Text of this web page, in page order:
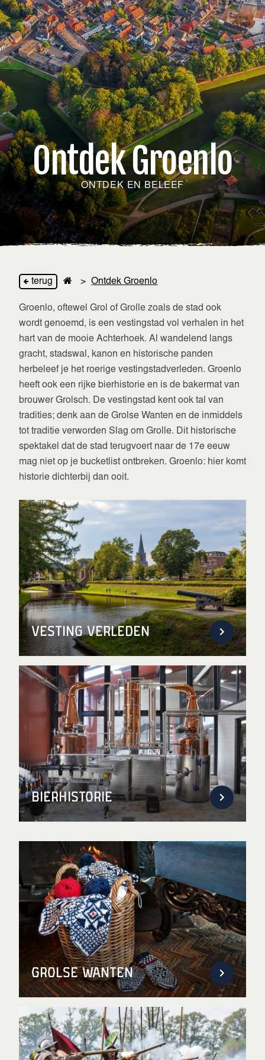
Ontdek Groenlo
ONTDEK EN BELEEF
terug > Ontdek Groenlo
Groenlo, oftewel Grol of Grolle zoals de stad ook
wordt genoemd, is een vestingstad vol verhalen in het
hart van de mooie Achterhoek. Al wandelend langs
gracht, stadswal, kanon en historische panden
herbeleef je het roerige vestingstadverleden. Groenlo
heeft ook een rijke bierhistorie en is de bakermat van
brouwer Grolsch. De vestingstad kent ook tal van
tradities; denk aan de Grolse Wanten en de inmiddels
tot traditie verworden Slag om Grolle. Dit historische
spektakel dat de stad terugvoert naar de 17e eeuw
mag niet op je bucketlist ontbreken. Groenlo: hier komt
historie dichterbij dan ooit.
Vesting verleden
Bierhistorie
Grolse Wanten